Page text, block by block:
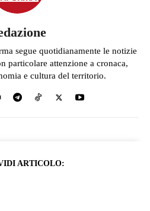
segue quotidianamente le notizie
particolare attenzione a cronaca,
e cultura del territorio.
ARTICOLO: